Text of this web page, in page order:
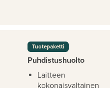
Tuotepaketti
Puhdistushuolto
Laitteen
kokonaisvaltainen